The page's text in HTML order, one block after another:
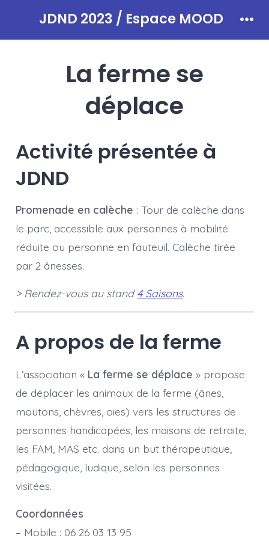
JDND 2023 / Espace MOOD
La ferme se
déplace
Activité présentée à
JDND
Promenade en calèche : Tour de calèche dans
le parc, accessible aux personnes à mobilité
réduite ou personne en fauteuil. Calèche tirée
par 2 ânesses.
> Rendez-vous au stand4 Saisons.
A propos de la ferme
L’association « La ferme se déplace » propose
de déplacer les animaux de la ferme (ânes,
moutons, chèvres, oies) vers les structures de
personnes handicapées, les maisons de retraite,
les FAM, MAS etc. dans un but thérapeutique,
pédagogique, ludique, selon les personnes
visitées.
Coordonnées
– Mobile : 06 26 03 13 95